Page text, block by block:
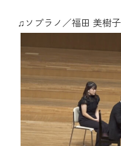
♫ソプラノ／福田 美樹